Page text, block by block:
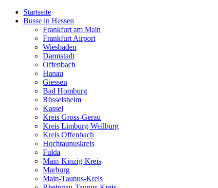
Startseite
Busse in Hessen
Frankfurt am Main
Frankfurt Airport
Wiesbaden
Darmstadt
Offenbach
Hanau
Giessen
Bad Homburg
Rüsselsheim
Kassel
Kreis Gross-Gerau
Kreis Limburg-Weilburg
Kreis Offenbach
Hochtaunuskreis
Fulda
Main-Kinzig-Kreis
Marburg
Main-Taunus-Kreis